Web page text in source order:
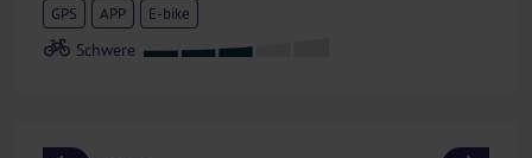
GPS APP E-bike